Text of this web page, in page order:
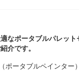
なポータブルパレッ
介です。
ポータブルペインター